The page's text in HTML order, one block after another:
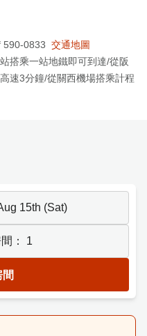
590-0833 交通地圖
搭乘一站地鐵即可到達/從阪
速3分鐘/從關西機場搭乘計程
15th (Sat)
間： 1